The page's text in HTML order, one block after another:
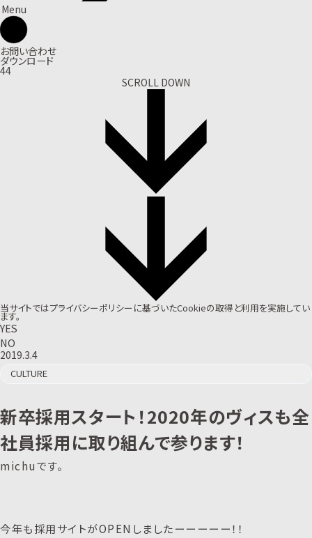
Menu
お問い合わせ
ダウンロード
44
SCROLL DOWN
当サイトではプライバシーポリシーに基づいたCookieの取得と利用を実施してい
ます。
YES
NO
2019.3.4
CULTURE
新卒採用スタート！2020年のヴィスも全
社員採用に取り組んで参ります！
michuです。
今年も採用サイトがOPENしましたーーーーー！！